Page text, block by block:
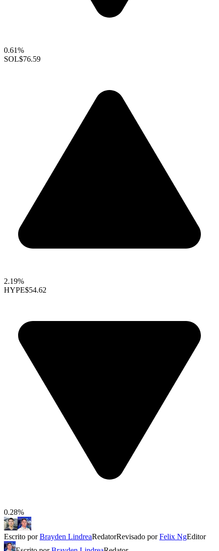
0.61%
SOL$76.59
2.19%
HYPE$54.62
0.28%
Escrito porBrayden LindreaRedatorRevisado porFelix NgEditor